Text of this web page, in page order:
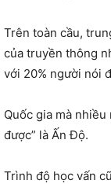
Trên toàn cầu,
của truyền thông
với 20% người nói
Quốc gia mà
được” là Ấn Độ.
Trình độ học vấn